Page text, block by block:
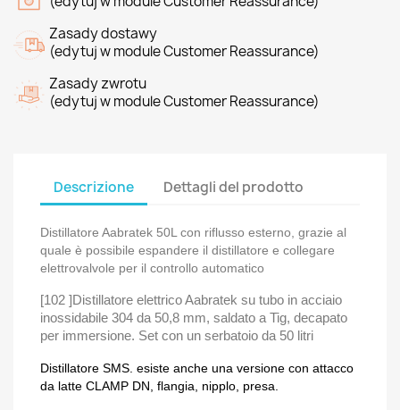
Zasady dostawy
(edytuj w module Customer Reassurance)
Zasady zwrotu
(edytuj w module Customer Reassurance)
Descrizione Dettagli del prodotto
Distillatore Aabratek 50L con riflusso esterno, grazie al
quale è possibile espandere il distillatore e collegare
elettrovalvole per il controllo automatico
[102 ]Distillatore elettrico Aabratek su tubo in acciaio
inossidabile 304 da 50,8 mm, saldato a Tig, decapato
per immersione. Set con un serbatoio da 50 litri
Distillatore SMS. esiste anche una versione con attacco
da latte CLAMP DN, flangia, nipplo, presa.